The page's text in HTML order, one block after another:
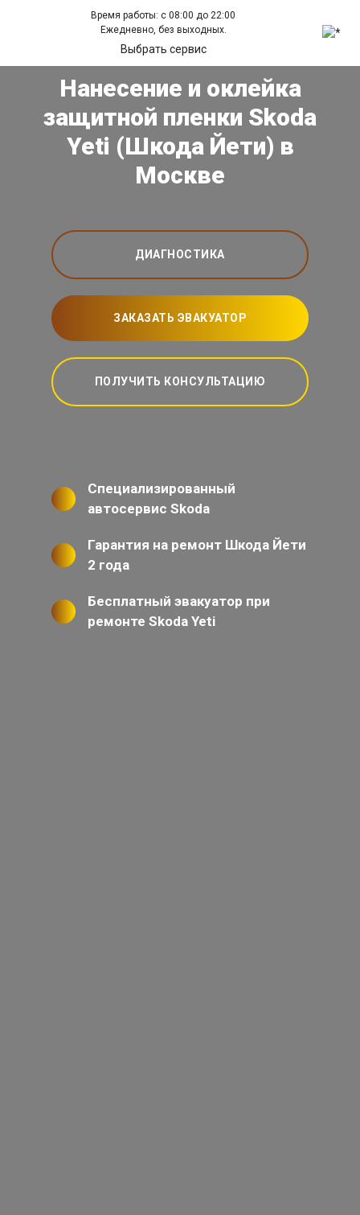
Время работы: с 08:00 до 22:00
Ежедневно, без выходных.
Выбрать сервис
Нанесение и оклейка
защитной пленки Skoda
Yeti (Шкода Йети) в
Москве
ДИАГНОСТИКА
ЗАКАЗАТЬ ЭВАКУАТОР
ПОЛУЧИТЬ КОНСУЛЬТАЦИЮ
Специализированный
автосервис Skoda
Гарантия на ремонт Шкода Йети
2 года
Бесплатный эвакуатор при
ремонте Skoda Yeti